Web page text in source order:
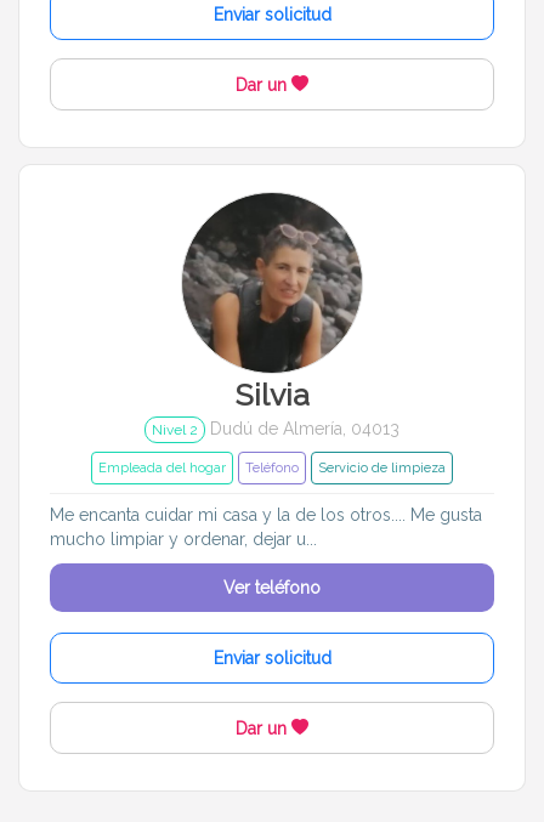
Enviar solicitud
Dar un
Silvia
Nivel 2 Dudú de Almería, 04013
Empleada del hogar Teléfono Servicio de limpieza
Me encanta cuidar mi casa y la de los otros.... Me gusta
mucho limpiar y ordenar, dejar u...
Ver teléfono
Enviar solicitud
Dar un